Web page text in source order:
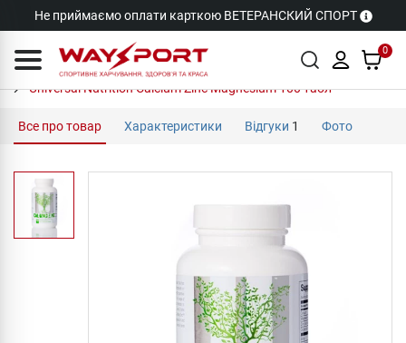
Не приймаємо оплати карткою ВЕТЕРАНСКИЙ СПОРТ
0
Universal Nutrition Calcium Zinc Magnesium 100 табл
Все про товар Характеристики Відгуки 1 Фото